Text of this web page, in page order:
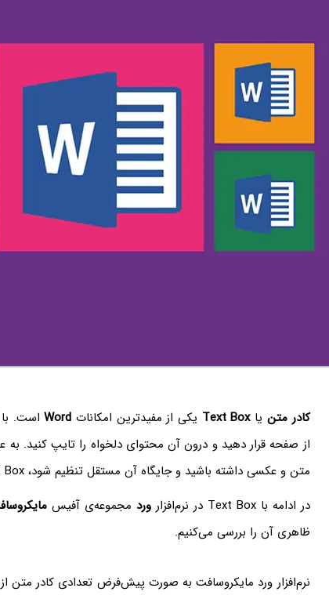
کادر متن یاText Box یکی از مفیدترین امکانات Wordاست. با
از صفحه قرار دهید و درون آن محتوای دلخواه را تایپ کنید. به
متن و عکسی داشته باشید و جایگاه آن مستقل تنظیم شود، Text Box‌ بهترین انتخاب است.
در ادامه با Text Box در نرم‌افزار
ورد مجموعه‌ی آفیس
ظاهری آن را بررسی می‌کنیم.
نرم‌افزار ورد مایکروسافت به صورت پیش‌فرض تعدادی کادر متن